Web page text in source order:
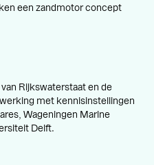
een zandmotor concept
Rijkswaterstaat en de
met kennisinstellingen
Wageningen Marine
Delft.